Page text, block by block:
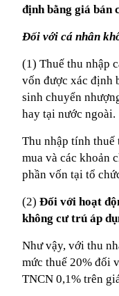
định bằng giá bán
Đối với cá nhân
(1) Thuế thu nhập
vốn được xác định
sinh chuyển
hay tại nước ngoài.
Thu nhập tính
mua và các khoản
phần vốn tại tổ
(2) Đối với hoạt
không cư trú áp
Như vậy, với thu
mức thuế 20% đối
TNCN 0,1% trên